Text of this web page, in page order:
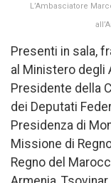
L’Ambasciatore
Presenti in sala,
al Ministero degli
Presidente della
dei Deputati
Presidenza di
Missione di
Regno del